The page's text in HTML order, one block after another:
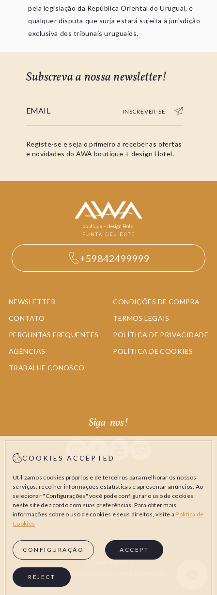
pela legislação da República Oriental do Uruguai, e
qualquer disputa que surja estará sujeita à jurisdição
exclusiva dos tribunais uruguaios.
Subscreva a nossa newsletter!
INSCREVER-SE
Registe-se e seja o primeiro a receber as ofertas
e novidades do AWA boutique + design Hotel.
+59842499999
NEWSLETTER
CONTATO
PERGUNTAS FREQUENTES
AGÊNCIAS
TRABALHE CONOSCO
CONDIÇÕES DE COMPRA
TERMOS LEGAIS
POLÍTICA DE PRIVACIDADE
POLÍTICA DE COOKIES
Siga-nos!
Instagram Awa Hotel
Facebook Awa Hotel
Youtube Awa Hotel
Whatsapp Awa Hotel
Av. Pedragosa Sierra Y San Ciro, 20100 Punta del Este,
Departamento de Maldonado, Uruguay
reservas@awahotel.com
Desenvolvido por
COOKIES ACCEPTED
Utilizamos cookies próprios e de terceiros para melhorar os nossos
serviços, recolher informações estatísticas e apresentar anúncios. Ao
selecionar "Configurações" você pode configurar o uso de cookies
neste site de acordo com suas preferências. Para obter mais
informações sobre o uso de cookies e seus direitos, visite a Política de
Cookies
CONFIGURAÇÃO ACCEPT
REJECT